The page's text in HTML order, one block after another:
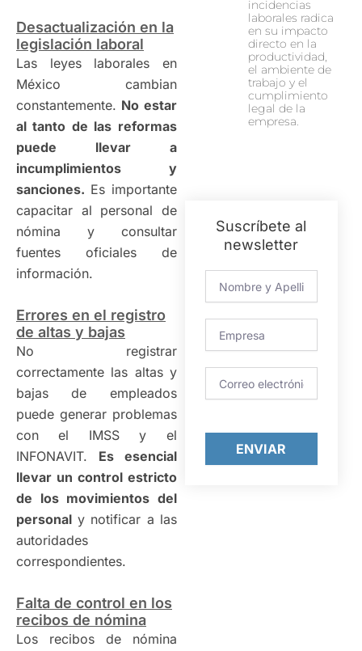
Desactualización en la
legislación laboral
Las leyes laborales en
México cambian
constantemente. No estar
al tanto de las reformas
puede llevar a
incumplimientos y
sanciones. Es importante
capacitar al personal de
nómina y consultar
fuentes oficiales de
información.
Errores en el registro
de altas y bajas
No registrar
correctamente las altas y
bajas de empleados
puede generar problemas
con el IMSS y el
INFONAVIT. Es esencial
llevar un control estricto
de los movimientos del
personal y notificar a las
autoridades
correspondientes.
Falta de control en los
recibos de nómina
Los recibos de nómina
incidencias
laborales radica
en su impacto
directo en la
productividad,
el ambiente de
trabajo y el
cumplimiento
legal de la
empresa.
Suscríbete al
newsletter
ENVIAR